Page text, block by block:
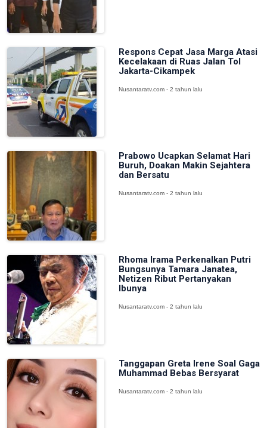
Respons Cepat Jasa Marga Atasi
Kecelakaan di Ruas Jalan Tol
Jakarta-Cikampek
Nusantaratv.com - 2 tahun lalu
Prabowo Ucapkan Selamat Hari
Buruh, Doakan Makin Sejahtera
dan Bersatu
Nusantaratv.com - 2 tahun lalu
Rhoma Irama Perkenalkan Putri
Bungsunya Tamara Janatea,
Netizen Ribut Pertanyakan
Ibunya
Nusantaratv.com - 2 tahun lalu
Tanggapan Greta Irene Soal Gaga
Muhammad Bebas Bersyarat
Nusantaratv.com - 2 tahun lalu